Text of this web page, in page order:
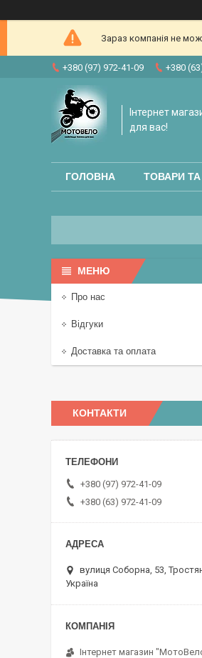
Зараз компанія не
+380 (97) 972-41-09 +380
Інтернет
для вас!
ГОЛОВНА ТОВАРИ
Про нас
Відгуки
Доставка та оплата
КОНТАКТИ
+380 (97) 972-41-09
+380 (63) 972-41-09
вулиця Соборна, 53,
Україна
Інтернет магазин